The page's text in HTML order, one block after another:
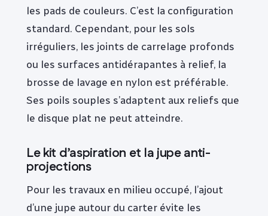
les pads de couleurs. C’est la configuration
standard. Cependant, pour les sols
irréguliers, les joints de carrelage profonds
ou les surfaces antidérapantes à relief, la
brosse de lavage en nylon est préférable.
Ses poils souples s’adaptent aux reliefs que
le disque plat ne peut atteindre.
Le kit d’aspiration et la jupe anti-
projections
Pour les travaux en milieu occupé, l’ajout
d’une jupe autour du carter évite les